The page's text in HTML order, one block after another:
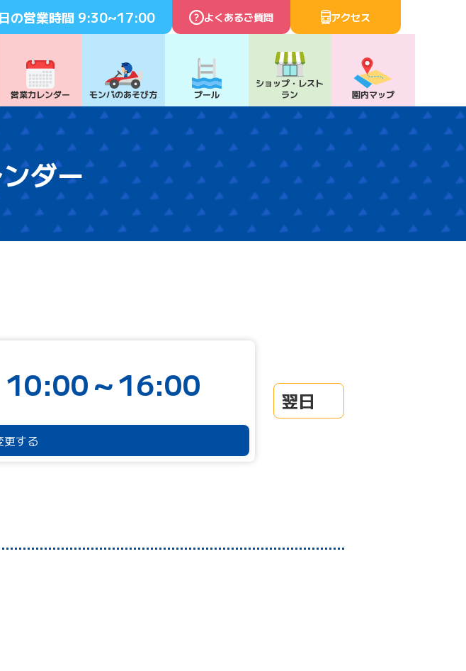
の営業時間 9:30~17:00 よくあるご質問 アクセス
営業カレンダー モンパのあそび方 プール
ショップ・ レスト
ラン
園内マップ
ダー
10:00～16:00
更する
翌日